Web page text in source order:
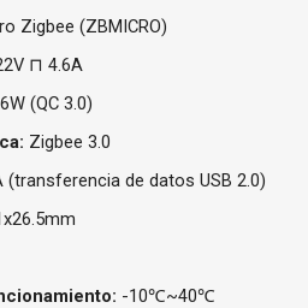
Zigbee (ZBMICRO)
⊓ 4.6A
(QC 3.0)
Zigbee 3.0
(transferencia de datos USB 2.0)
-10℃~40℃